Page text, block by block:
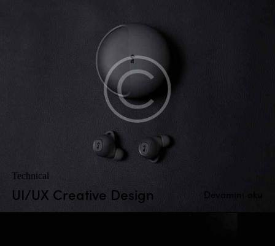
Technical
UI/UX Creative Design Devamını oku